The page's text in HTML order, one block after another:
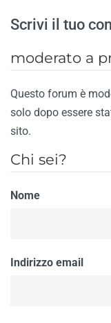
Scrivi il tuo
moderato a
Questo forum è
solo dopo essere
sito.
Chi sei?
Nome
Indirizzo email